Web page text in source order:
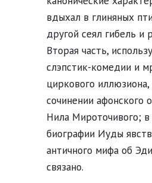
вдыхал в глиняных
другой сеял гибель и
Вторая часть,
слэпстик-комедии и
циркового иллюзиона,
сочинении афонского
Нила Мироточивого;
биографии Иуды
античного мифа об
связано.